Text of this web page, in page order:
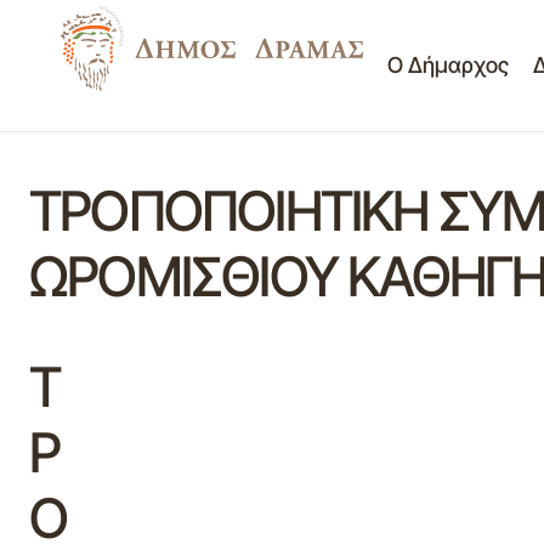
Ο Δήμαρχος
ΤΡΟΠΟΠΟΙΗΤΙΚΗ
ΩΡΟΜΙΣΘΙΟΥ
Τ
Ρ
Ο